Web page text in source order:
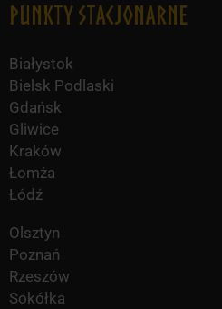
Punkty Stacjonarne
Białystok
Bielsk Podlaski
Gdańsk
Gliwice
Kraków
Łomża
Łódź
Olsztyn
Poznań
Rzeszów
Sokółka